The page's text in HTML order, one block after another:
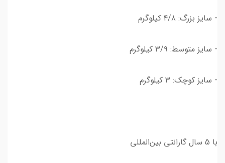
- سایز بزرگ: ۴/۸ کیلوگرم
- سایز متوسط: ۳/۹ کیلوگرم
- سایز کوچک: ۳ کیلوگرم
با 5 سال گارانتی بین‌المللی